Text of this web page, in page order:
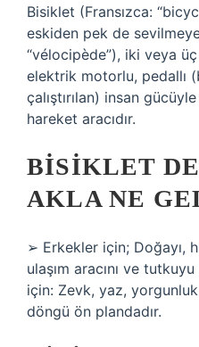
Bisiklet (Fransızca:
eskiden pek de
“vélocipède”), iki veya
elektrik motorlu, pedallı
çalıştırılan) insan
hareket aracıdır.
BISIKLET
AKLA NE
➢ Erkekler için; Doğayı,
ulaşım aracını ve
için: Zevk, yaz,
döngü ön plandadır.